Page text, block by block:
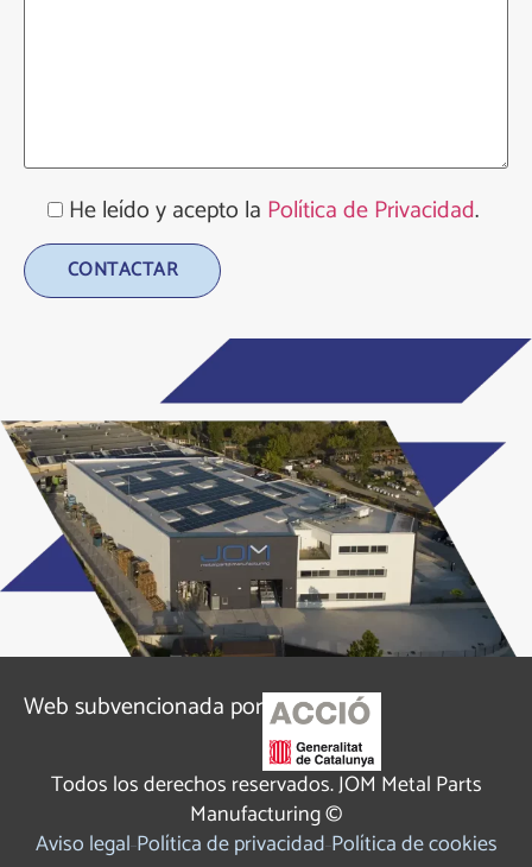
He leído y acepto la Política de Privacidad.
Web subvencionada por
Todos los derechos reservados. JOM Metal Parts
Manufacturing ©
Aviso legalPolítica de privacidadPolítica de cookies